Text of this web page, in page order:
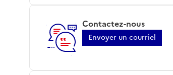
Contactez-nous
Envoyer un courriel